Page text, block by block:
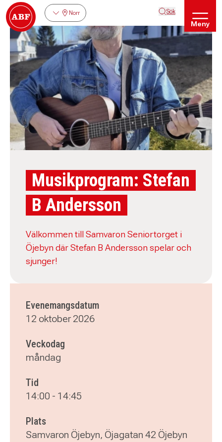
Norr Sök
Meny
Musikprogram: Stefan
B Andersson
Välkommen till Samvaron Seniortorget i
Öjebyn där Stefan B Andersson spelar och
sjunger!
Evenemangsdatum
12 oktober 2026
Veckodag
måndag
Tid
14:00 - 14:45
Plats
Samvaron Öjebyn, Öjagatan 42 Öjebyn